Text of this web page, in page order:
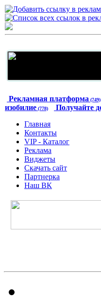
Рекламная платформа (749)
изобилие (778) Получайте
Главная
Контакты
VIP - Каталог
Реклама
Виджеты
Скачать сайт
Партнерка
Наш ВК